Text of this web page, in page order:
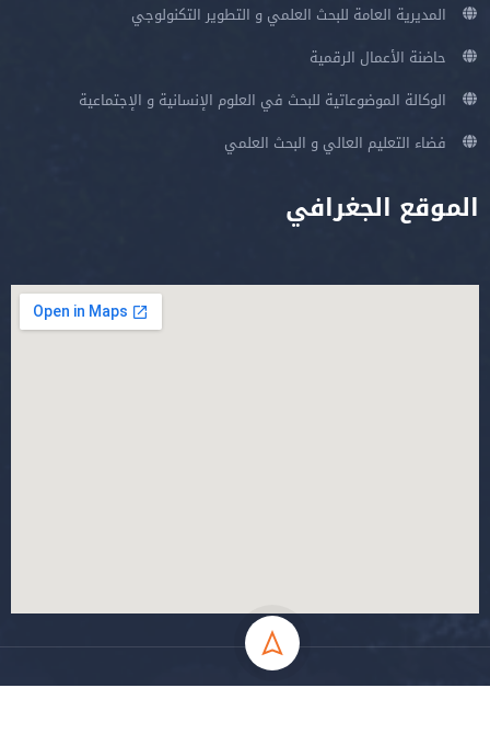
المديرية العامة للبحث العلمي و التطوير التكنولوجي
حاضنة الأعمال الرقمية
الوكالة الموضوعاتية للبحث في العلوم الإنسانية و الإجتماعية
فضاء التعليم العالي و البحث العلمي
الموقع الجغرافي
جميع الحقوق محفوظة جامعة المسيلة - 2024